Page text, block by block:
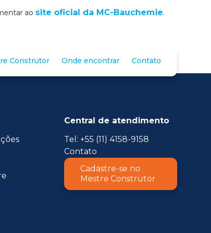
ao site oficial da MC-Bauchemie.
Construtor Onde encontrar Contato
Central de atendimento
Tel: +55 (11) 4158-9158
Contato
Cadastre-se no
Mestre Construtor